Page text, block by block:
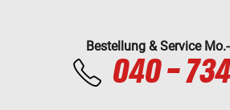
Bestellung & Service
040 -